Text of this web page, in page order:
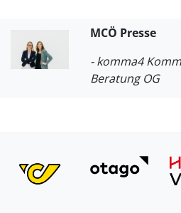
MCÖ Presse
- komma4
Beratung OG